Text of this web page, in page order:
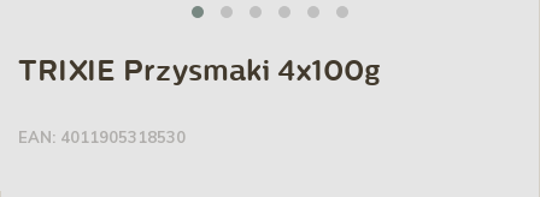
TRIXIE Przysmaki 4x100g
EAN: 4011905318530